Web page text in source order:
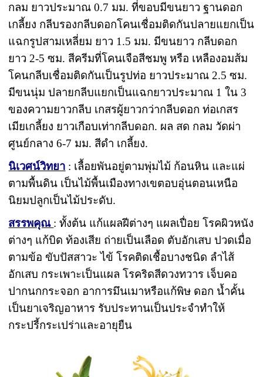
กลม ยาวประมาณ 0.7 มม. ที่ขอบมีขนยาว ฐานดอก
เกลี้ยง กลีบรองกลีบดอกโคนเชื่อมติดกันปลายแยกเป็น
แฉกรูปสามเหลี่ยม ยาว 1.5 มม. มีขนยาว กลีบดอก
ยาว 2-5 ซม. สีครีมที่โคนเจือสีชมพู หรือ เหลืองอมส้ม
โคนกลีบเชื่อมติดกันเป็นรูปท่อ ยาวประมาณ 2.5 ซม.
มีขนนุ่ม ปลายกลีบแยกเป็นแฉกยาวประมาณ 1 ใน 3
ของความยาวกลีบ เกสรผู้ยาวกว่ากลีบดอก ท่อเกสร
เมียเกลี้ยง ยาวเกือบเท่ากลีบดอก. ผล สด กลม วัดผ่า
ศูนย์กลาง 6-7 มม. สีดำ เกลี้ยง.
นิเวศน์วิทยา : เลื้อยพันอยู่ตามพุ่มไม้ ก้อนหิน และแผ่
ตามพื้นดิน เป็นไม้พื้นเมืองทางเขตอบอุ่นตอนเหนือ
นิยมปลูกเป็นไม้ประดับ.
สรรพคุณ : ทั้งต้น แก้แผลฝีต่างๆ แผลเปื่อย โรคผิวหนัง
ต่างๆ แก้บิด ท้องเสีย ถ่ายเป็นเลือด ตับอักเสบ ปวดเมื่อ
ตามข้อ ขับปัสสาวะ ไข้ โรคติดเชื้อบางชนิด ลำไส้
อักเสบ กระเพาะเป็นแผล โรคริดสีดวงทวาร เจ็บคอ
ปากนกกระจอก อาการมึนเมาหรือแก้พิษ ดอก น้ำคั้น
เป็นยาเจริญอาหาร รับประทานเป็นประจำทำให้
กระปรี้กระเปร่าและอายุยืน